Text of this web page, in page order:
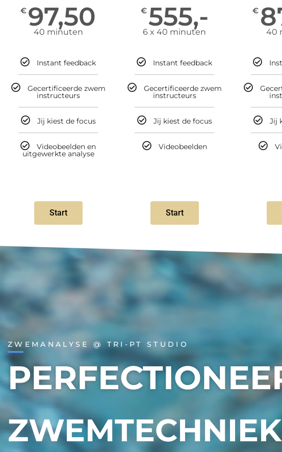
€ 97,50
40 minuten
Instant feedback
Gecertificeerde zwem
instructeurs
Jij kiest de focus
Videobeelden en
uitgewerkte analyse
Start
€555,-
6 x 40 minuten
Instant feedback
Gecertificeerde zwem
instructeurs
Jij kiest de focus
Videobeelden
Start
€
40
Jij
ZWEMANALYSE @ TRI-PT STUDIO
ZWEMTECHNIEK